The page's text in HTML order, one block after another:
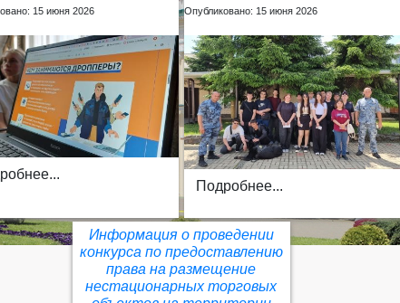
15 июня 2026 Опубликовано: 15 июня 2026
Подробнее...
Информация о проведении
конкурса по предоставлению
права на размещение
нестационарных торговых